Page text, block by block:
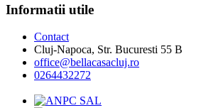
Informatii utile
Contact
Cluj-Napoca, Str. Bucuresti 55 B
office@bellacasacluj.ro
0264432272